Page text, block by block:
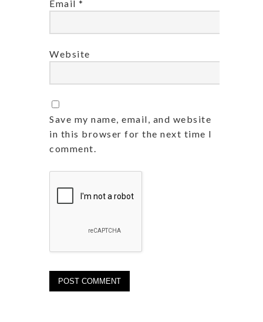
Email *
Website
Save my name, email, and website
in this browser for the next time I
comment.